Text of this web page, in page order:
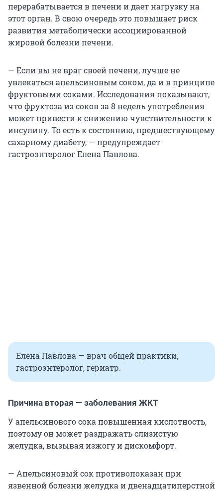
перерабатывается в печени и дает нагрузку на
этот орган. В свою очередь это повышает риск
развития метаболически ассоциированной
жировой болезни печени.
— Если вы не враг своей печени, лучше не
увлекаться апельсиновым соком, да и в принципе
фруктовыми соками. Исследования показывают,
что фруктоза из соков за 8 недель употребления
может привести к снижению чувствительности к
инсулину. То есть к состоянию, предшествующему
сахарному диабету, — предупреждает
гастроэнтеролог Елена Павлова.
Елена Павлова — врач общей практики,
гастроэнтеролог, гериатр.
Причина вторая — заболевания ЖКТ
У апельсинового сока повышенная кислотность,
поэтому он может раздражать слизистую
желудка, вызывая изжогу и дискомфорт.
— Апельсиновый сок противопоказан при
язвенной болезни желудка и двенадцатиперстной